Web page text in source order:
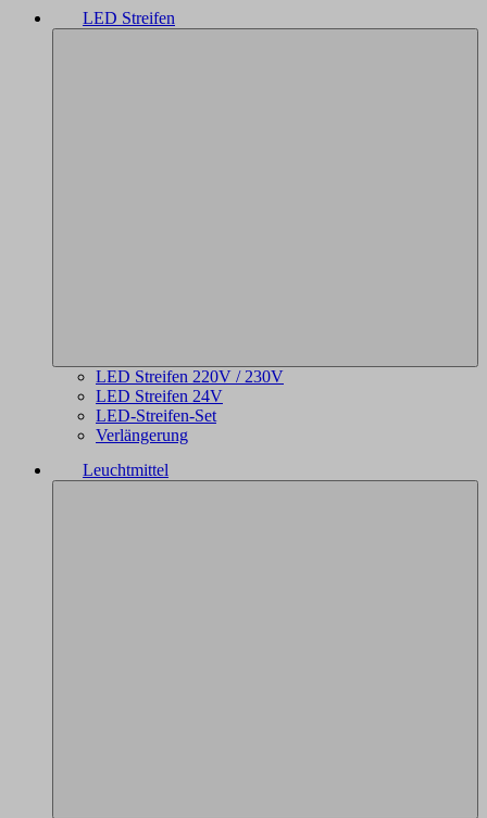
LED Streifen
LED Streifen 220V / 230V
LED Streifen 24V
LED-Streifen-Set
Verlängerung
Leuchtmittel